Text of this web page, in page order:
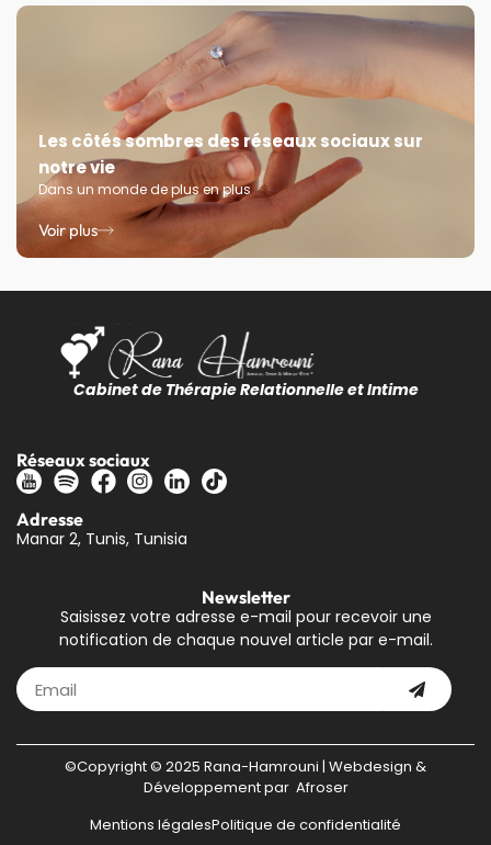
Les côtés sombres des réseaux sociaux sur
notre vie
Dans un monde de plus en plus
Voir plus
Cabinet de Thérapie Relationnelle et Intime
Réseaux sociaux
Adresse
Manar 2, Tunis, Tunisia
Newsletter
Saisissez votre adresse e-mail pour recevoir une
notification de chaque nouvel article par e-mail.
©Copyright © 2025 Rana-Hamrouni | Webdesign &
Développement par Afroser
Mentions légalesPolitique de confidentialité